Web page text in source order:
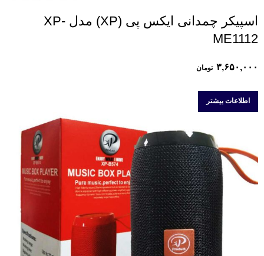
اسپیکر چمدانی ایکس پی (XP) مدل XP-
ME1112
۳,۶۵۰,۰۰۰ تومان
اطلاعات بیشتر